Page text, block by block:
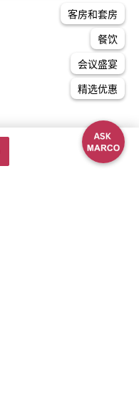
客房和套房
餐饮
会议盛宴
精选优惠